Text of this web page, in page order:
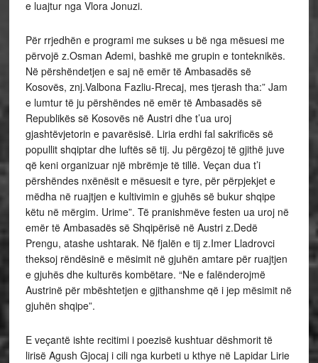
e luajtur nga Vlora Jonuzi.
Për rrjedhën e programi me sukses u bë nga mësuesi me
përvojë z.Osman Ademi, bashkë me grupin e tonteknikës.
Në përshëndetjen e saj në emër të Ambasadës së
Kosovës, znj.Valbona Fazliu-Rrecaj, mes tjerash tha:” Jam
e lumtur të ju përshëndes në emër të Ambasadës së
Republikës së Kosovës në Austri dhe t’ua uroj
gjashtëvjetorin e pavarësisë. Liria erdhi fal sakrificës së
popullit shqiptar dhe luftës së tij. Ju përgëzoj të gjithë juve
që keni organizuar një mbrëmje të tillë. Veçan dua t’i
përshëndes nxënësit e mësuesit e tyre, për përpjekjet e
mëdha në ruajtjen e kultivimin e gjuhës së bukur shqipe
këtu në mërgim. Urime”. Të pranishmëve festen ua uroj në
emër të Ambasadës së Shqipërisë në Austri z.Dedë
Prengu, atashe ushtarak. Në fjalën e tij z.Imer Lladrovci
theksoj rëndësinë e mësimit në gjuhën amtare për ruajtjen
e gjuhës dhe kulturës kombëtare. “Ne e falënderojmë
Austrinë për mbështetjen e gjithanshme që i jep mësimit në
gjuhën shqipe”.
E veçantë ishte recitimi i poezisë kushtuar dëshmorit të
lirisë Agush Gjocaj i cili nga kurbeti u kthye në Lapidar Lirie